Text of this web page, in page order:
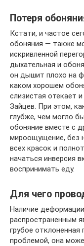
Потеря
Кстати, и частое
обоняния — также
искривленной
дыхательная и
он дышит плохо на
каком хорошем
слизистая отекает
Зайцев. При этом,
глубже, чем могло
обоняние вместе с
мироощущение, без
всех красок и
начаться инверсия
воспринимать еду.
Для чего
Наличие
распространенным
грубое отклоненная
проблемой, она